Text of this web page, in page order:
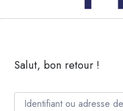
Salut, bon retour !